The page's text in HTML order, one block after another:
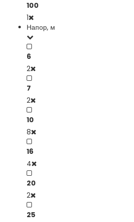
100
1
Напор, м
6
2
7
2
10
8
16
4
20
2
25